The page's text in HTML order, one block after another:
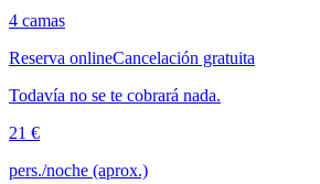
4 camas
Reserva onlineCancelación gratuita
Todavía no se te cobrará nada.
21 €
pers./noche (aprox.)